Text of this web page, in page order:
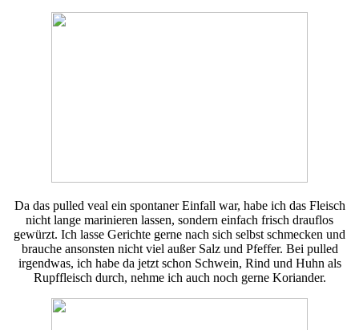
Da das pulled veal ein spontaner Einfall war, habe ich das Fleisch
nicht lange marinieren lassen, sondern einfach frisch drauflos
gewürzt. Ich lasse Gerichte gerne nach sich selbst schmecken und
brauche ansonsten nicht viel außer Salz und Pfeffer. Bei pulled
irgendwas, ich habe da jetzt schon Schwein, Rind und Huhn als
Rupffleisch durch, nehme ich auch noch gerne Koriander.